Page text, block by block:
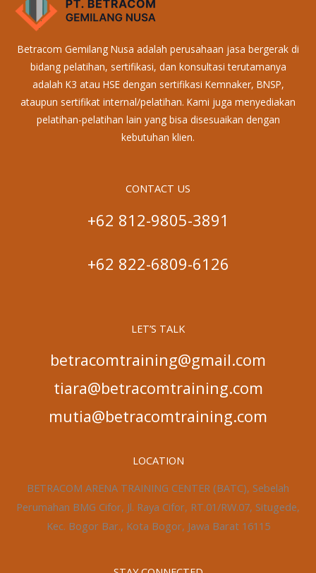
Betracom Gemilang Nusa adalah perusahaan jasa bergerak di
bidang pelatihan, sertifikasi, dan konsultasi terutamanya
adalah K3 atau HSE dengan sertifikasi Kemnaker, BNSP,
ataupun sertifikat internal/pelatihan. Kami juga menyediakan
pelatihan-pelatihan lain yang bisa disesuaikan dengan
kebutuhan klien.
CONTACT US
+62 812-9805-3891
+62 822-6809-6126
LET’S TALK
betracomtraining@gmail.com
tiara@betracomtraining.com
mutia@betracomtraining.com
LOCATION
BETRACOM ARENA TRAINING CENTER (BATC), Sebelah
Perumahan BMG Cifor, Jl. Raya Cifor, RT.01/RW.07, Situgede,
Kec. Bogor Bar., Kota Bogor, Jawa Barat 16115